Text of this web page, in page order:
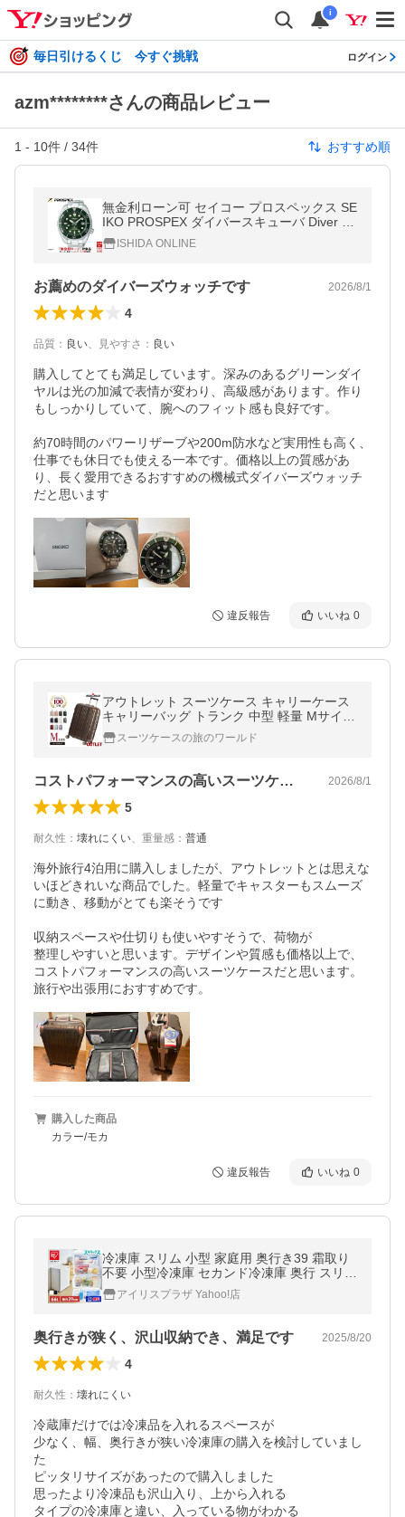
i
毎日引けるくじ 今すぐ挑戦 ログイン
azm********さんの商品レビュー
1 - 10件 / 34件 おすすめ順
無金利ローン可 セイコー プロスペックス SE
IKO PROSPEX ダイバースキューバ Diver Sc
uba SBDC081 コアショップ専用モデル 自動
巻 メンズ 腕時計
ISHIDA ONLINE
お薦めのダイバーズウォッチです 2026/8/1
4
品質 ： 良い、 見やすさ ： 良い
購入してとても満足しています。深みのあるグリーンダイ
ヤルは光の加減で表情が変わり、高級感があります。作り
もしっかりしていて、腕へのフィット感も良好です。
約70時間のパワーリザーブや200m防水など実用性も高く、
仕事でも休日でも使える一本です。価格以上の質感があ
り、長く愛用できるおすすめの機械式ダイバーズウォッチ
違反報告 いいね 0
アウトレット スーツケース キャリーケース
キャリーバッグ トランク 中型 軽量 Mサイズ
おしゃれ ハード フレーム ビジネス B-5122-
62 スーツケースの旅のワールド
コストパフォーマンスの高いスーツケース 2026/8/1
5
耐久性 ： 壊れにくい、 重量感 ： 普通
海外旅行4泊用に購入しましたが、アウトレットとは思えな
いほどきれいな商品でした。軽量でキャスターもスムーズ
に動き、移動がとても楽そうです
収納スペースや仕切りも使いやすそうで、荷物が
整理しやすいと思います。デザインや質感も価格以上で、
コストパフォーマンスの高いスーツケースだと思います。
旅行や出張用におすすめです。
購入した商品
カラー/モカ
違反報告 いいね 0
冷凍庫 スリム 小型 家庭用 奥行き39 霜取り
不要 小型冷凍庫 セカンド冷凍庫 奥行 スリム
冷凍庫 アイリスオーヤマ スキマックス 66L I
USN-7B * 安心延長保証対象
アイリスプラザ Yahoo!店
奥行きが狭く、沢山収納でき、満足です 2025/8/20
4
耐久性 ： 壊れにくい
冷蔵庫だけでは冷凍品を入れるスペースが
少なく、幅、奥行きが狭い冷凍庫の購入を検討していまし
た
ピッタリサイズがあったので購入しました
思ったより冷凍品も沢山入り、上から入れる
タイプの冷凍庫と違い、入っている物がわかる